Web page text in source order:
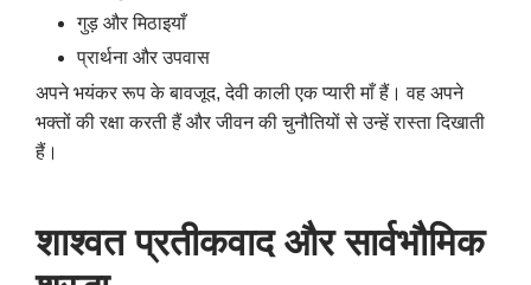
गुड़ और मिठाइयाँ
प्रार्थना और उपवास
अपने भयंकर रूप के बावजूद, देवी काली एक प्यारी माँ हैं। वह अपने
भक्तों की रक्षा करती हैं और जीवन की चुनौतियों से उन्हें रास्ता दिखाती
हैं।
शाश्वत प्रतीकवाद और सार्वभौमिक